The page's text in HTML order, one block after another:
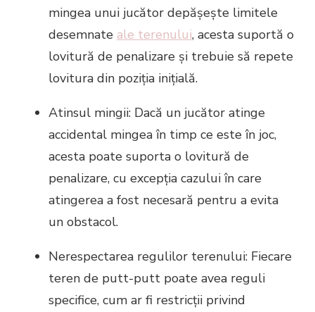
mingea unui jucător depășește limitele
desemnate ale terenului, acesta suportă o
lovitură de penalizare și trebuie să repete
lovitura din poziția inițială.
Atinsul mingii: Dacă un jucător atinge
accidental mingea în timp ce este în joc,
acesta poate suporta o lovitură de
penalizare, cu excepția cazului în care
atingerea a fost necesară pentru a evita
un obstacol.
Nerespectarea regulilor terenului: Fiecare
teren de putt-putt poate avea reguli
specifice, cum ar fi restricții privind